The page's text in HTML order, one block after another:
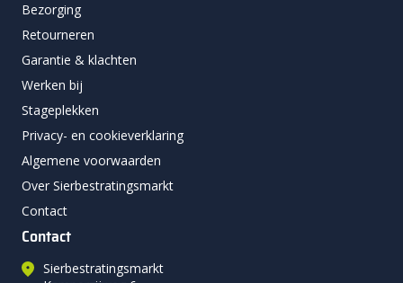
Bezorging
Retourneren
Garantie & klachten
Werken bij
Stageplekken
Privacy- en cookieverklaring
Algemene voorwaarden
Over Sierbestratingsmarkt
Contact
Contact
Sierbestratingsmarkt